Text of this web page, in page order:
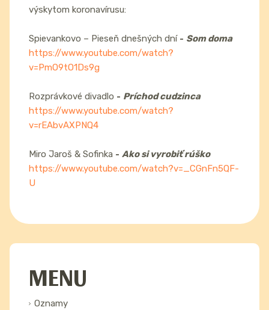
výskytom koronavírusu:
Spievankovo – Pieseň dnešných dní - Som doma
https://www.youtube.com/watch?
v=PmO9tO1Ds9g
Rozprávkové divadlo - Príchod cudzinca
https://www.youtube.com/watch?
v=rEAbvAXPNQ4
Miro Jaroš & Sofinka - Ako si vyrobiť rúško
https://www.youtube.com/watch?v=_CGnFn5QF-
U
MENU
Oznamy